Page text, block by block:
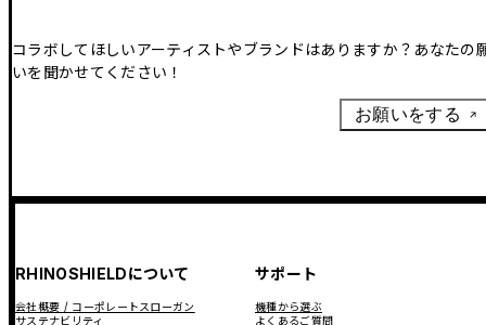
コラボしてほしいアーティストやブランドはありますか？あなたの
いを聞かせてください！
お願いをする
RHINOSHIELDについて
会社概要 / コーポレートスローガン
サステナビリティ
サポート
機種から選ぶ
よくあるご質問